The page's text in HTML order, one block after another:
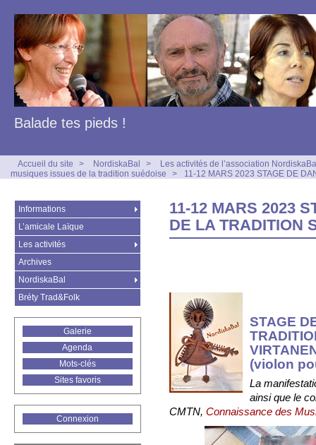
Balade tes pieds !
Accueil du site > NordiskaBal >
Les activités de l’association
musiques issues de la tradition suédoise
> 11-12 MARS 2023 STAGE DE
11-12 MARS 2023
DE LA TRADITION
STAGE
(violon
La
ainsi que le
CMTN, Connaissance des
Informations
L’amicale Laïque
Les activités
Archives
NordiskaBal
Bréty Trad&Folk
Galerie
Agenda
Mots-clés
Sites favoris
Connexion